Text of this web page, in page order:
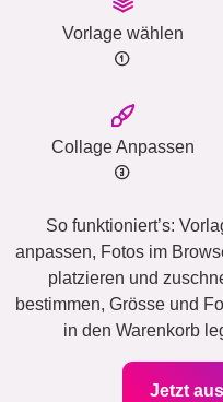
Vorlage wählen
Collage Anpassen
So funktioniert’s:
anpassen, Fotos im
platzieren und
bestimmen, Grösse und
in den Warenkorb
Jetzt